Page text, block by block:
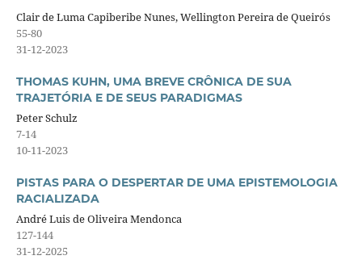
Clair de Luma Capiberibe Nunes, Wellington Pereira de Queirós
55-80
31-12-2023
THOMAS KUHN, UMA BREVE CRÔNICA DE SUA
TRAJETÓRIA E DE SEUS PARADIGMAS
Peter Schulz
7-14
10-11-2023
PISTAS PARA O DESPERTAR DE UMA EPISTEMOLOGIA
RACIALIZADA
André Luis de Oliveira Mendonca
127-144
31-12-2025